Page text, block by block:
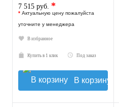
7 515 руб. *
* Актуальную цену пожалуйста
уточните у менеджера
В избранное
Купить в 1 клик Под заказ
В корзину